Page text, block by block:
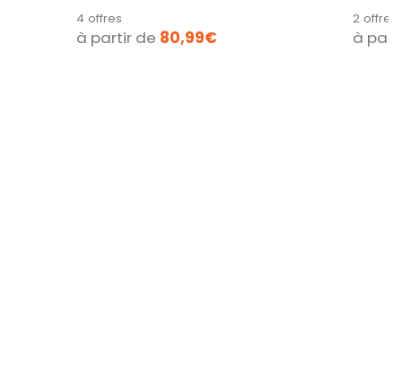
cheveux les plus...
4 offres
à partir de 80,99€
3x
Tuner)
le...
2 offres
à